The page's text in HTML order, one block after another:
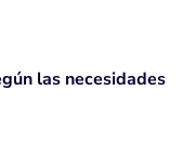
las necesidades